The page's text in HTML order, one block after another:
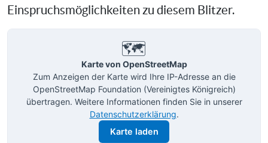
Einspruchsmöglichkeiten zu diesem Blitzer.
🗺️
Karte von OpenStreetMap
Zum Anzeigen der Karte wird Ihre IP-Adresse an die
OpenStreetMap Foundation (Vereinigtes Königreich)
übertragen. Weitere Informationen finden Sie in unserer
Datenschutzerklärung.
Karte laden